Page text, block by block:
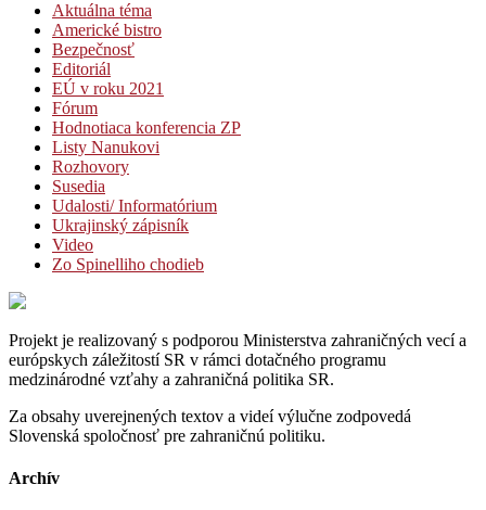
Aktuálna téma
Americké bistro
Bezpečnosť
Editoriál
EÚ v roku 2021
Fórum
Hodnotiaca konferencia ZP
Listy Nanukovi
Rozhovory
Susedia
Udalosti/ Informatórium
Ukrajinský zápisník
Video
Zo Spinelliho chodieb
Projekt je realizovaný s podporou Ministerstva zahraničných vecí a
európskych záležitostí SR v rámci dotačného programu
medzinárodné vzťahy a zahraničná politika SR.
Za obsahy uverejnených textov a videí výlučne zodpovedá
Slovenská spoločnosť pre zahraničnú politiku.
Archív